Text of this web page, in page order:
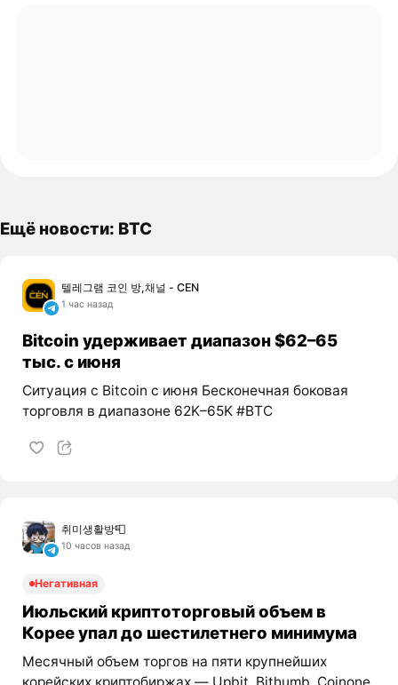
Ещё новости: BTC
텔레그램 코인 방,채널 - CEN
1 час назад
Bitcoin удерживает диапазон $62–65
тыс. с июня
Ситуация с Bitcoin с июня Бесконечная боковая
торговля в диапазоне 62K–65K #BTC
취미생활방📮
10 часов назад
Негативная
Июльский криптоторговый объем в
Корее упал до шестилетнего минимума
Месячный объем торгов на пяти крупнейших